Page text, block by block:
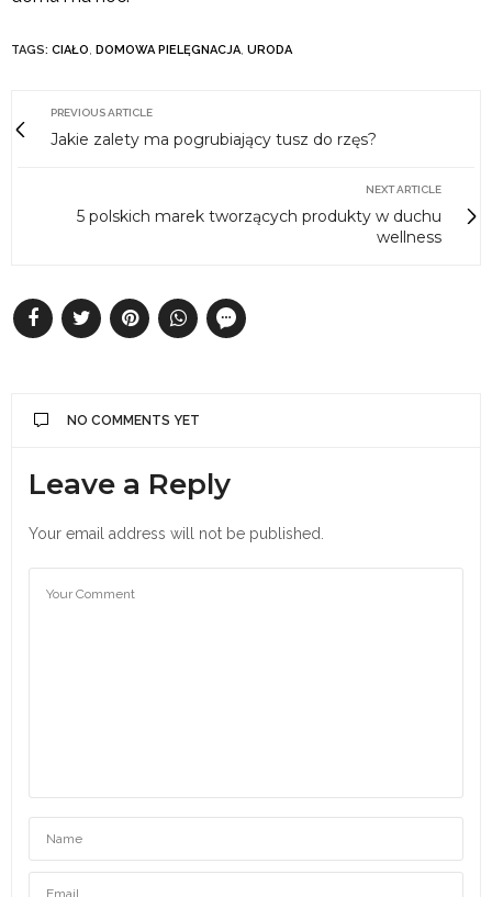
TAGS: CIAŁO, DOMOWA PIELĘGNACJA, URODA
PREVIOUS ARTICLE
Jakie zalety ma pogrubiający tusz do rzęs?
NEXT ARTICLE
5 polskich marek tworzących produkty w duchu
wellness
NO COMMENTS YET
Leave a Reply
Your email address will not be published.